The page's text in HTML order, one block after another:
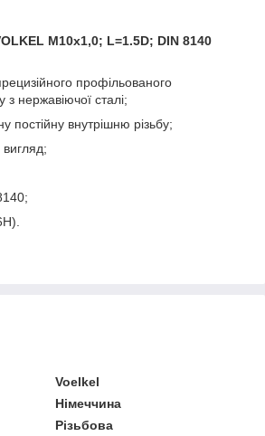
М10х1,0; L=1.5D; DIN 8140
профільованого
з нержавіючої сталі;
постійну внутрішню різьбу;
Voelkel
Німеччина
Різьбова